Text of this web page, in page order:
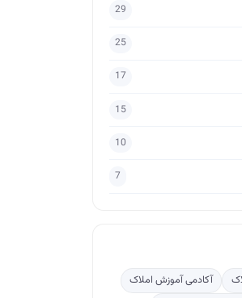
29
25
17
15
10
7
آکادمی آموزش املاک